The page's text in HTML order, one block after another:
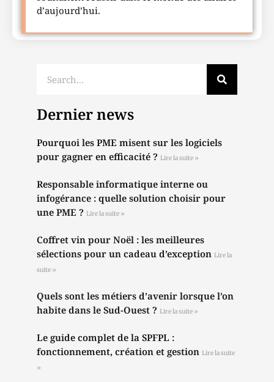
d’aujourd’hui.
Dernier news
Pourquoi les PME misent sur les logiciels
pour gagner en efficacité ? Lire la suite »
Responsable informatique interne ou
infogérance : quelle solution choisir pour
une PME ? Lire la suite »
Coffret vin pour Noël : les meilleures
sélections pour un cadeau d’exception Lire la
suite »
Quels sont les métiers d’avenir lorsque l’on
habite dans le Sud-Ouest ? Lire la suite »
Le guide complet de la SPFPL :
fonctionnement, création et gestion Lire la suite
»